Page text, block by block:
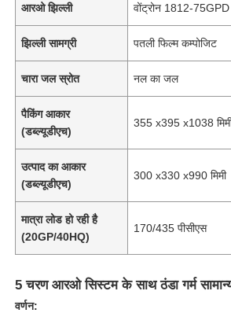
होम
उत्पाद
वीडियो
आरओ झिल्ली वोंट्रोन 1812-75GPD
झिल्ली सामग्री पतली फिल्म कम्पोजिट
चारा जल स्रोत नल का जल
पैकिंग आकार
(डब्ल्यूडीएच)
355 x395 x1038
उत्पाद का आकार
(डब्ल्यूडीएच)
300 x330 x990 मिमी
मात्रा लोड हो रही है
(20GP/40HQ)
170/435 पीसीएस
5 चरण आरओ सिस्टम के साथ ठंडा गर्म
वर्णन: